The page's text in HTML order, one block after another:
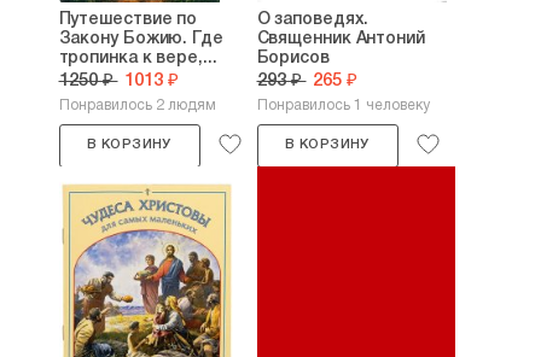
Урок 15. О литургии верных — 173
Урок 16. О литургии св. Василия Великого
и Преждеосвященных Даров — 180
Краткий молитвослов для детей — 182
Путешествие по
Закону Божию. Где
тропинка к вере,...
1250 ₽ 1013 ₽
Понравилось 2 людям
В КОРЗИНУ
О заповедях.
Священник Антоний
Борисов
293 ₽ 265 ₽
Понравилось 1 человеку
В КОРЗИНУ